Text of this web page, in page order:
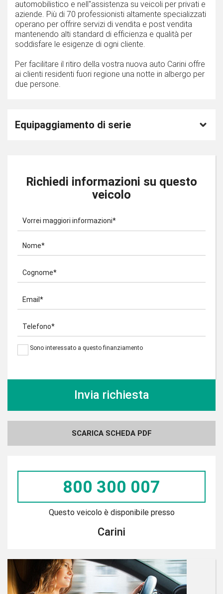
automobilistico e nell''assistenza su veicoli per privati e
aziende. Più di 70 professionisti altamente specializzati
operano per offrire servizi di vendita e post vendita
mantenendo alti standard di efficienza e qualità per
soddisfare le esigenze di ogni cliente.
Per facilitare il ritiro della vostra nuova auto Carini offre
ai clienti residenti fuori regione una notte in albergo per
due persone.
Equipaggiamento di serie
Richiedi informazioni su questo
veicolo
Vorrei maggiori informazioni*
Nome*
Cognome*
Email*
Telefono*
Sono interessato a questo finanziamento
SCARICA SCHEDA PDF
800 300 007
Questo veicolo è disponibile presso
Carini